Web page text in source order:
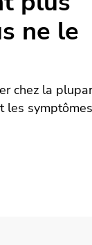
ne le
chez la
les